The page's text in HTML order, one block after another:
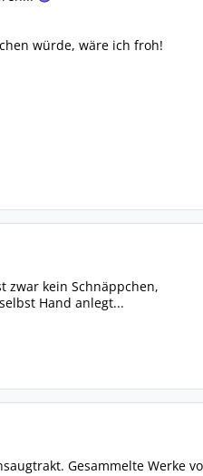
würde, wäre ich froh!
zwar kein Schnäppchen,
Hand anlegt...
Gesammelte Werke